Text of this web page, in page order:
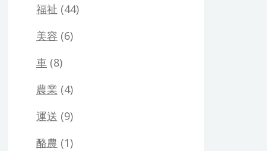
福祉 (44)
美容 (6)
車 (8)
農業 (4)
運送 (9)
酪農 (1)